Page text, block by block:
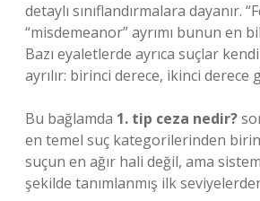
detaylı sınıflandırmalara dayanır.
“misdemeanor” ayrımı bunun en
Bazı eyaletlerde ayrıca suçlar
ayrılır: birinci derece, ikinci derece
Bu bağlamda 1. tip ceza nedir?
en temel suç kategorilerinden
suçun en ağır hali değil, ama
şekilde tanımlanmış ilk